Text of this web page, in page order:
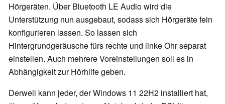
Hörgeräten. Über Bluetooth LE Audio wird die
Unterstützung nun ausgebaut, sodass sich Hörgeräte fein
konfigurieren lassen. So lassen sich
Hintergrundgeräusche fürs rechte und linke Ohr separat
einstellen. Auch mehrere Voreinstellungen soll es in
Abhängigkeit zur Hörhilfe geben.
Derweil kann jeder, der Windows 11 22H2 installiert hat,